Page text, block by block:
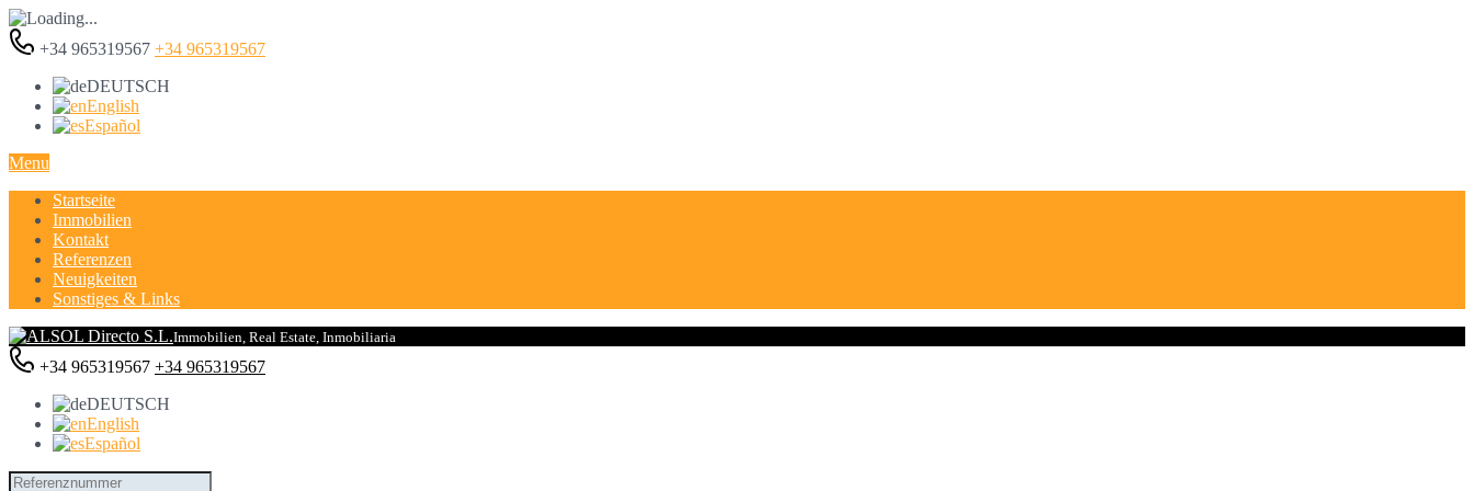
+34 965319567 +34 965319567
DEUTSCH
English
Español
Menu
Startseite
Immobilien
Kontakt
Referenzen
Neuigkeiten
Sonstiges & Links
Immobilien, Real Estate, Inmobiliaria
+34 965319567 +34 965319567
DEUTSCH
English
Español